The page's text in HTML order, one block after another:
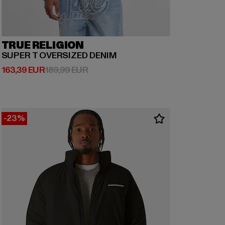
TRUE RELIGION
SUPER T OVERSIZED DENIM
163,39 EUR
Derzeitiger Preis: 163,39 EUR
189,99 EURAktionspreis: 189,99 EUR
-23%